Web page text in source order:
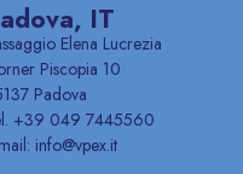
IT
Elena Lucrezia
Piscopia 10
Padova
+39 049 7445560
info@vpex.it